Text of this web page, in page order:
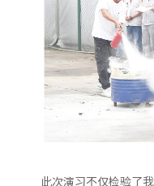
此次演习不仅检验了我